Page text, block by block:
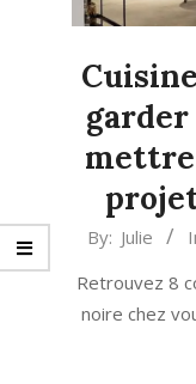
2024-
14
By: Julie
Retrouvez 8
noire chez